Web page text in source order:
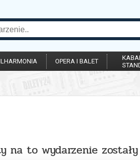
OPERA I BALET
to wydarzenie zostały